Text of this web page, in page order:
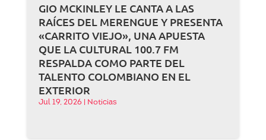
GIO MCKINLEY LE CANTA A LAS
RAÍCES DEL MERENGUE Y PRESENTA
«CARRITO VIEJO», UNA APUESTA
QUE LA CULTURAL 100.7 FM
RESPALDA COMO PARTE DEL
TALENTO COLOMBIANO EN EL
EXTERIOR
Jul 19, 2026 Noticias